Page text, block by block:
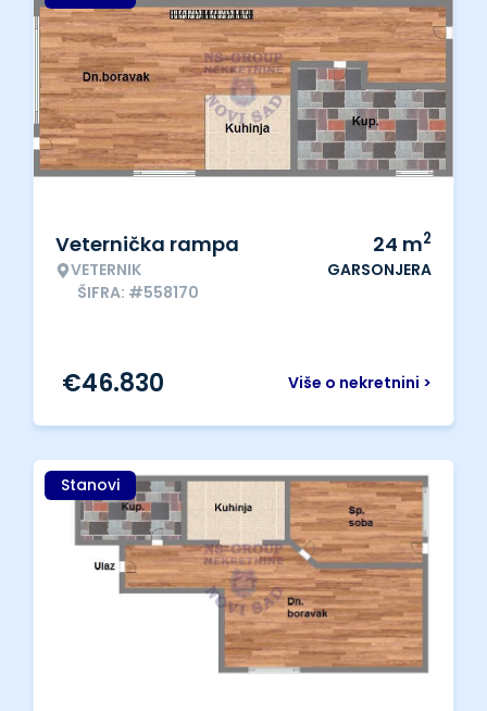
Veternička rampa
VETERNIK
ŠIFRA: #558170
24 m2
GARSONJERA
Više o nekretnini >
€46.830
Stanovi